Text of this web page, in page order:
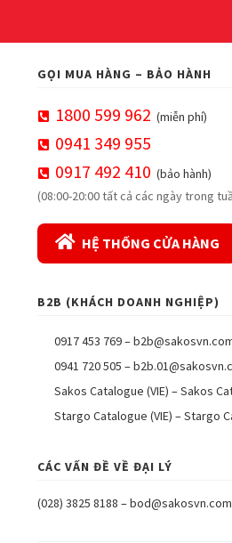
GỌI MUA HÀNG – BẢO HÀNH
1800 599 962 (miễn phí)
0941 349 955
0917 492 410 (bảo hành)
(08:00-20:00 tất cả các ngày trong
HỆ THỐNG CỬA HÀNG
B2B (KHÁCH DOANH NGHIỆP)
0917 453 769–
0941 720 505 –
Sakos Catalogue (VIE) –Sakos
Stargo Catalogue (VIE) –Stargo
CÁC VẤN ĐỀ VỀ ĐẠI LÝ
(028) 3825 8188 –bod@sakosvn.com